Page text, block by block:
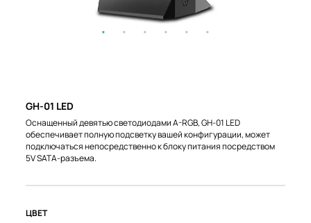
GH-01 LED
Оснащенный девятью светодиодами A-RGB, GH-01 LED
обеспечивает полную подсветку вашей конфигурации, может
подключаться непосредственно к блоку питания посредством
5V SATA-разъема.
ЦВЕТ